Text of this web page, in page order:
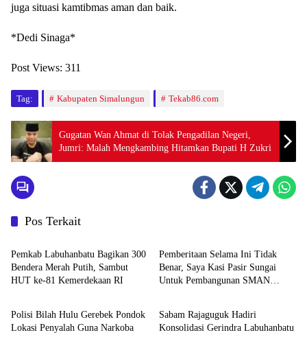
juga situasi kamtibmas aman dan baik.
*Dedi Sinaga*
Post Views: 311
Tag: Kabupaten Simalungun Tekab86.com
Gugatan Wan Ahmat di Tolak Pengadilan Negeri,
Jumri: Malah Mengkambing Hitamkan Bupati H Zukri
Pos Terkait
Berita
Pemkab Labuhanbatu Bagikan 300
Bendera Merah Putih, Sambut
HUT ke-81 Kemerdekaan RI
Pemberitaan Selama Ini Tidak
Benar, Saya Kasi Pasir Sungai
Untuk Pembangunan SMAN
Berita
Polisi Bilah Hulu Gerebek Pondok
Lokasi Penyalah Guna Narkoba
Berita
Sabam Rajaguguk Hadiri
Konsolidasi Gerindra Labuhanbatu
Berita Berita